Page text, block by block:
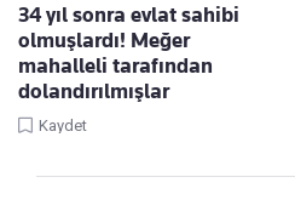
34 yıl sonra evlat sahibi
olmuşlardı! Meğer
mahalleli tarafından
dolandırılmışlar
Kaydet